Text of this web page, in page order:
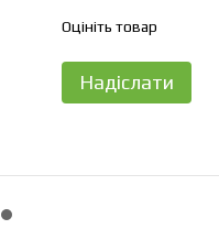
Оцініть товар
Надіслати